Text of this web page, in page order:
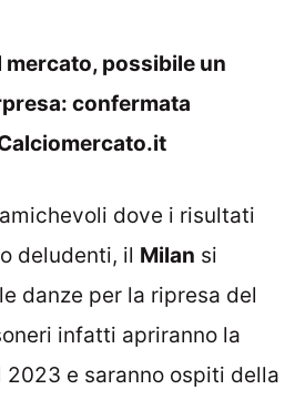
mercato, possibile un
confermata
dove i risultati
deludenti, il Milan si
danze per la ripresa del
infatti apriranno la
e saranno ospiti della